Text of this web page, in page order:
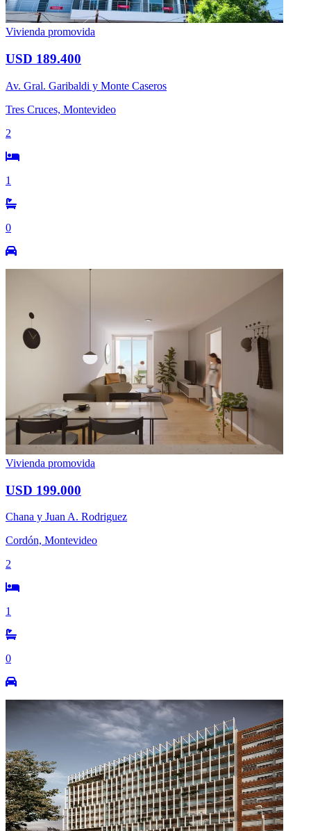
Vivienda promovida
USD 189.400
Av. Gral. Garibaldi y Monte Caseros
Tres Cruces, Montevideo
2
1
0
Vivienda promovida
USD 199.000
Chana y Juan A. Rodriguez
Cordón, Montevideo
2
1
0